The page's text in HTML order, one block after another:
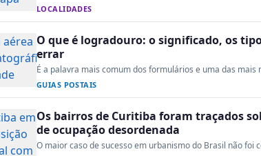
LOCALIDADES
O que é logradouro: o significado, os
errar
É a palavra mais comum dos formulários e uma das
GUIAS POSTAIS
Os bairros de Curitiba foram traçados
de ocupação desordenada
O maior caso de sucesso em urbanismo do Brasil não foi